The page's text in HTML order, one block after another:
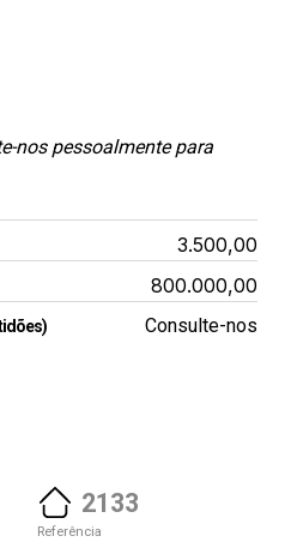
nos pessoalmente para
3.500,00
800.000,00
Consulte-nos
2133
Referência